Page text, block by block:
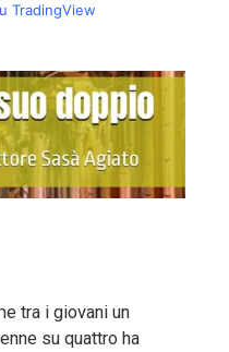
TradingView
tra i giovani un
su quattro ha